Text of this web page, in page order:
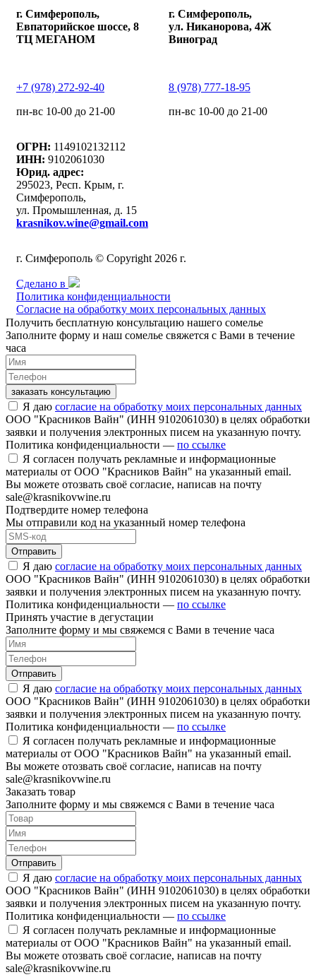
г. Симферополь,
Евпаторийское шоссе, 8
ТЦ МЕГАНОМ
+7 (978) 272-92-40
пн-вс 10-00 до 21-00
г. Симферополь,
ул. Никанорова, 4Ж
Виноград
8 (978) 777-18-95
пн-вс 10-00 до 21-00
ОГРН: 1149102132112
ИНН: 9102061030
Юрид. адрес:
295023, Респ. Крым, г.
Симферополь,
ул. Промышленная, д. 15
krasnikov.wine@gmail.com
г. Симферополь © Copyright 2026 г.
Сделано в
Политика конфиденциальности
Согласие на обработку моих персональных данных
Получить бесплатную консультацию нашего сомелье
Заполните форму и наш сомелье свяжется с Вами в течение
часа
заказать консультацию
Я даю согласие на обработку моих персональных данных
ООО "Красников Вайн" (ИНН 9102061030) в целях обработки
заявки и получения электронных писем на указанную почту.
Политика конфиденциальности — по ссылке
Я согласен получать рекламные и информационные
материалы от ООО "Красников Вайн" на указанный email.
Вы можете отозвать своё согласие, написав на почту
sale@krasnikovwine.ru
Подтвердите номер телефона
Мы отправили код на указанный номер телефона
Отправить
Я даю согласие на обработку моих персональных данных
ООО "Красников Вайн" (ИНН 9102061030) в целях обработки
заявки и получения электронных писем на указанную почту.
Политика конфиденциальности — по ссылке
Принять участие в дегустации
Заполните форму и мы свяжемся с Вами в течение часа
Отправить
Я даю согласие на обработку моих персональных данных
ООО "Красников Вайн" (ИНН 9102061030) в целях обработки
заявки и получения электронных писем на указанную почту.
Политика конфиденциальности — по ссылке
Я согласен получать рекламные и информационные
материалы от ООО "Красников Вайн" на указанный email.
Вы можете отозвать своё согласие, написав на почту
sale@krasnikovwine.ru
Заказать товар
Заполните форму и мы свяжемся с Вами в течение часа
Отправить
Я даю согласие на обработку моих персональных данных
ООО "Красников Вайн" (ИНН 9102061030) в целях обработки
заявки и получения электронных писем на указанную почту.
Политика конфиденциальности — по ссылке
Я согласен получать рекламные и информационные
материалы от ООО "Красников Вайн" на указанный email.
Вы можете отозвать своё согласие, написав на почту
sale@krasnikovwine.ru